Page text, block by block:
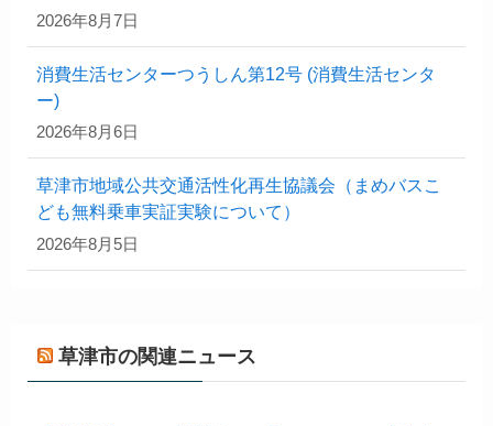
2026年8月7日
消費生活センターつうしん第12号 (消費生活センタ
ー)
2026年8月6日
草津市地域公共交通活性化再生協議会（まめバスこ
ども無料乗車実証実験について）
2026年8月5日
草津市の関連ニュース